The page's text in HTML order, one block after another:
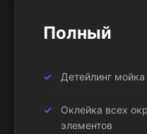
Полный
Детейлинг мойка
Оклейка всех
элементов